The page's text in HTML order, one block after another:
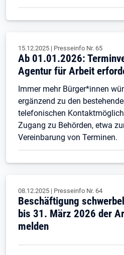
15.12.2025 | Presseinfo Nr. 65
Ab 01.01.2026:
Agentur für Arbeit
Immer mehr Bürger*innen
ergänzend zu den
telefonischen
Zugang zu Behörden, etwa
Vereinbarung von Terminen.
08.12.2025 | Presseinfo Nr. 64
Beschäftigung
bis 31. März 2026 der
melden